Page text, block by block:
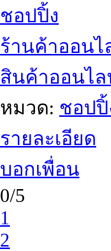
ชอปปิ้ง
ร้านค้าออนไ
สินค้าออนไ
หมวด: ชอปปิ้
รายละเอียด
บอกเพื่อน
0/5
1
2